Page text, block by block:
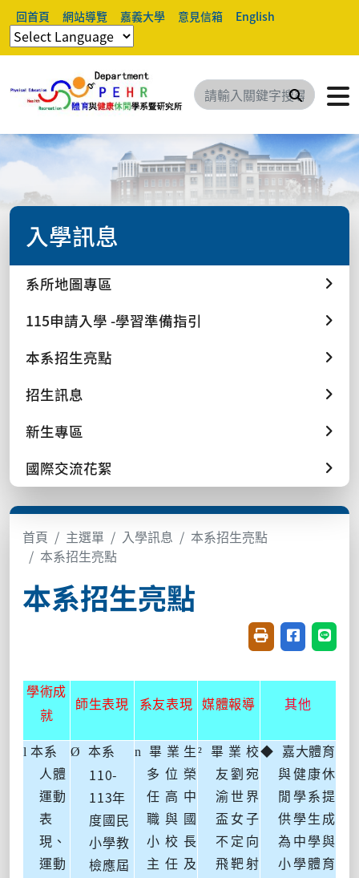
回首頁 網站導覽 嘉義大學 意見信箱 English
搜尋
入學訊息
系所地圖專區
115申請入學 -學習準備指引
本系招生亮點
招生訊息
新生專區
國際交流花絮
首頁 主選單 入學訊息
本系招生亮點
本系招生亮點
本系招生亮點
友善列印(開新視
分享至臉書
分享
學術成
就
師生表現 系友表現 媒體報導 其他
l 本系
人體
運動
表
現、
運動
Ø 本系
110-
113年
度國民
小學教
檢應屆
n
畢業生
多位榮
任高中
職與國
小校長
主任及
²
畢業校
友劉宛
渝世界
盃女子
不定向
飛靶射
◆
嘉大體育
與健康休
閒學系提
供學生成
為中學與
小學體育